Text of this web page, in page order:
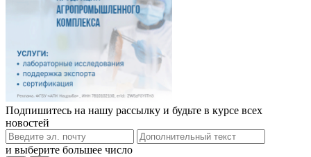
Подпишитесь на нашу рассылку и будьте в курсе всех
новостей
и выберите большее число